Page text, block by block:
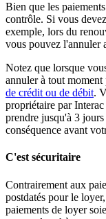
Bien que les
contrôle. Si vous
exemple, lors du
vous pouvez l'annuler
Notez que lorsque
annuler à tout
de crédit ou de débit.
propriétaire par
prendre jusqu'à 3
conséquence avant
C'est sécuritaire
Contrairement aux
postdatés pour le
paiements de loyer